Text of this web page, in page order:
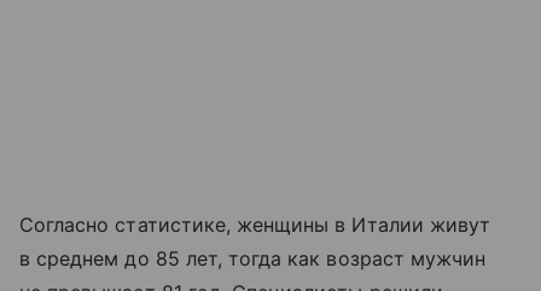
Согласно статистике, женщины в Италии живут
в среднем до 85 лет, тогда как возраст мужчин